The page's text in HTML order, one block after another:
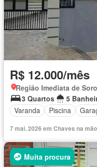
R$ 12.000/mês
3 Quartos
5
Varanda
Piscina
7 mai. 2026 em Chaves na mão
Muita procura